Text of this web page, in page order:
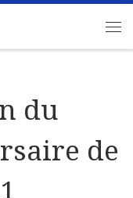
du
de